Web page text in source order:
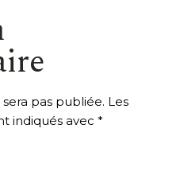
pas publiée. Les
indiqués avec*